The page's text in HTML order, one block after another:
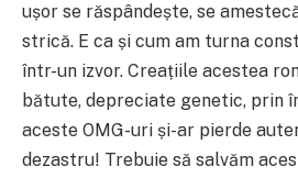
ușor se răspândește, se
strică. E ca și cum am turna
într-un izvor. Creațiile acestea
bătute, depreciate genetic, prin
aceste OMG-uri și-ar pierde
dezastru! Trebuie să salvăm